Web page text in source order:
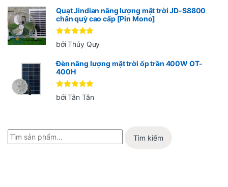
Quạt Jindian năng lượng mặt trời JD-S8800
chân quỳ cao cấp [Pin Mono]
Được xếp
hạng 5 5
bởi Thúy Quy
Đèn năng lượng mặt trời ốp trần 400W OT-
400H
Được xếp
hạng 55
bởi Tân Tân
Tìm kiếm